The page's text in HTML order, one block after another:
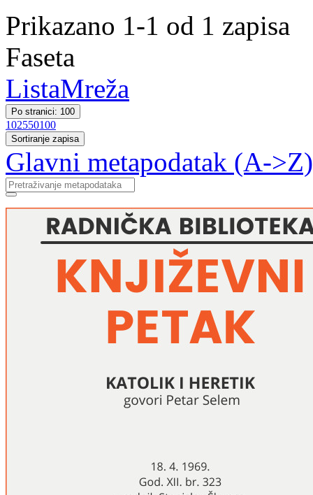
Prikazano 1-1 od 1 zapisa
Faseta
ListaMreža
Po stranici: 100
102550100
Sortiranje zapisa
Glavni metapodatak (A->Z)